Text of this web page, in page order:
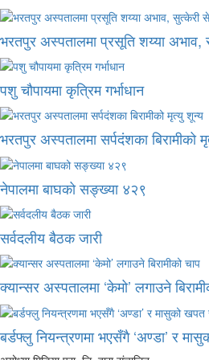
भरतपुर अस्पतालमा प्रसूति शय्या अभाव,
पशु चौपायमा कृत्रिम गर्भाधान
भरतपुर अस्पतालमा सर्पदंशका बिरामीको
नेपालमा बाघको सङ्ख्या ४२९
सर्वदलीय बैठक जारी
क्यान्सर अस्पतालमा ‘केमो’ लगाउने
बर्डफ्लु नियन्त्रणमा भएसँगै ‘अण्डा’ र